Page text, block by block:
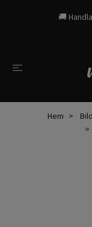
🚚
Hem